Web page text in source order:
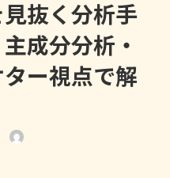
抜く分析手
成分分析・
ー視点で解